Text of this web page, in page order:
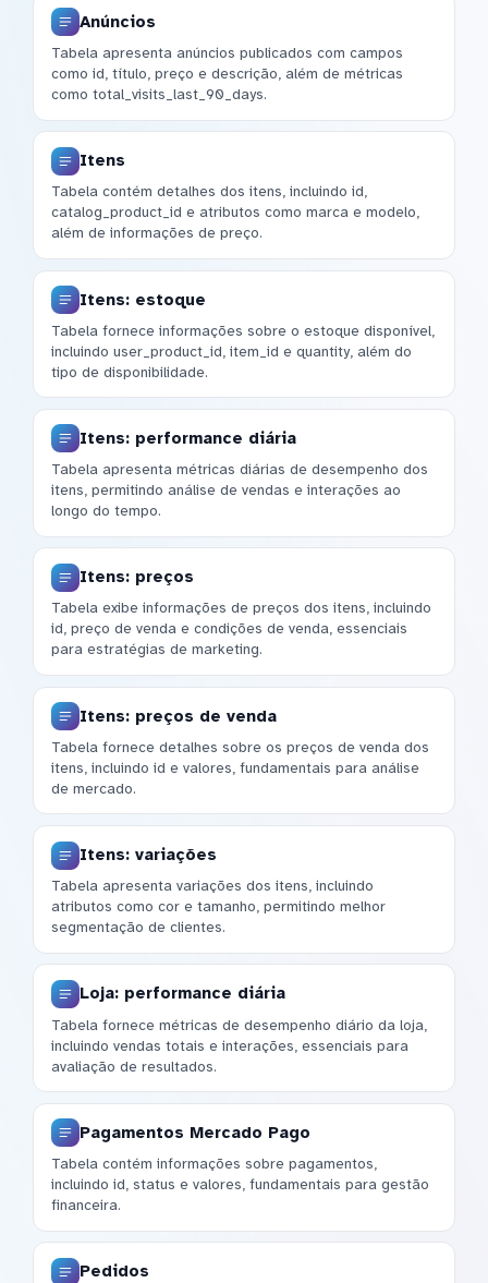
Anúncios
Tabela apresenta anúncios publicados com campos
como id, título, preço e descrição, além de métricas
como total_visits_last_90_days.
Itens
Tabela contém detalhes dos itens, incluindo id,
catalog_product_id e atributos como marca e modelo,
além de informações de preço.
Itens: estoque
Tabela fornece informações sobre o estoque disponível,
incluindo user_product_id, item_id e quantity, além do
tipo de disponibilidade.
Itens: performance diária
Tabela apresenta métricas diárias de desempenho dos
itens, permitindo análise de vendas e interações ao
longo do tempo.
Itens: preços
Tabela exibe informações de preços dos itens, incluindo
id, preço de venda e condições de venda, essenciais
para estratégias de marketing.
Itens: preços de venda
Tabela fornece detalhes sobre os preços de venda dos
itens, incluindo id e valores, fundamentais para análise
de mercado.
Itens: variações
Tabela apresenta variações dos itens, incluindo
atributos como cor e tamanho, permitindo melhor
segmentação de clientes.
Loja: performance diária
Tabela fornece métricas de desempenho diário da loja,
incluindo vendas totais e interações, essenciais para
avaliação de resultados.
Pagamentos Mercado Pago
Tabela contém informações sobre pagamentos,
incluindo id, status e valores, fundamentais para gestão
financeira.
Pedidos